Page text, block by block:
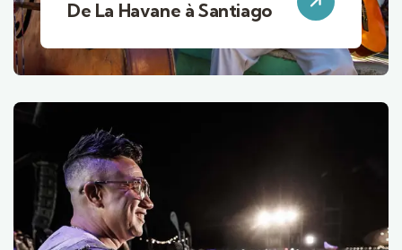
De La Havane à Santiago